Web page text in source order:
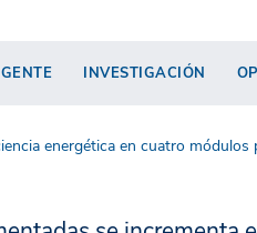
GENTE INVESTIGACIÓN
energética en cuatro módulos